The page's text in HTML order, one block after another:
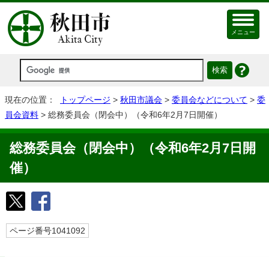
メニュー
現在の位置： トップページ > 秋田市議会 > 委員会などについて > 委
員会資料 > 総務委員会（閉会中）（令和6年2月7日開催）
総務委員会（閉会中）（令和6年2月7日開
催）
ページ番号1041092